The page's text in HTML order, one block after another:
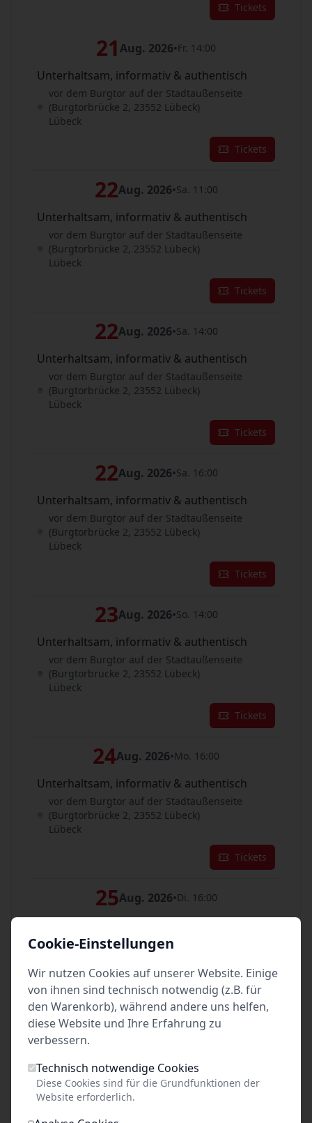
Tickets
21 Aug. 2026•Fr. 14:00
Unterhaltsam, informativ & authentisch
vor dem Burgtor auf der Stadtaußenseite
(Burgtorbrücke 2, 23552 Lübeck)
Lübeck
Tickets
22Aug. 2026•Sa. 11:00
Unterhaltsam, informativ & authentisch
vor dem Burgtor auf der Stadtaußenseite
(Burgtorbrücke 2, 23552 Lübeck)
Lübeck
Tickets
22Aug. 2026•Sa. 14:00
Unterhaltsam, informativ & authentisch
vor dem Burgtor auf der Stadtaußenseite
(Burgtorbrücke 2, 23552 Lübeck)
Lübeck
Tickets
22Aug. 2026•Sa. 16:00
Unterhaltsam, informativ & authentisch
vor dem Burgtor auf der Stadtaußenseite
(Burgtorbrücke 2, 23552 Lübeck)
Lübeck
Tickets
23Aug. 2026•So. 14:00
Unterhaltsam, informativ & authentisch
vor dem Burgtor auf der Stadtaußenseite
(Burgtorbrücke 2, 23552 Lübeck)
Lübeck
Tickets
24Aug. 2026•Mo. 16:00
Unterhaltsam, informativ & authentisch
vor dem Burgtor auf der Stadtaußenseite
(Burgtorbrücke 2, 23552 Lübeck)
Lübeck
Tickets
25Aug. 2026•Di. 16:00
vor dem Burgtor auf der Stadtaußenseite
(Burgtorbrücke 2, 23552 Lübeck)
Lübeck
Tickets
Unterhaltsam, informativ & authentisch
vor dem Burgtor auf der Stadtaußenseite
(Burgtorbrücke 2, 23552 Lübeck)
Cookie-Einstellungen
Wir nutzen Cookies auf unserer Website. Einige
von ihnen sind technisch notwendig (z.B. für
den Warenkorb), während andere uns helfen,
diese Website und Ihre Erfahrung zu
verbessern.
Technisch notwendige Cookies
Diese Cookies sind für die Grundfunktionen der
Website erforderlich.